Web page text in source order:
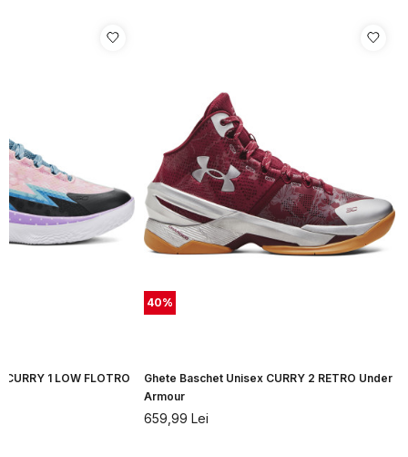
1 LOW FLOTRO
40%
Ghete Baschet Unisex CURRY 2 RETRO Under
Armour
659,99 Lei